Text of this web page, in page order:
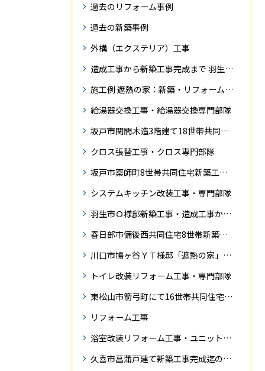
過去のリフォーム事例
過去の新築事例
外構（エクステリア）工事
造成工事から新築工事完成まで 羽生市Ｓ様邸新築工事・
施工例 遮熱の家：新築・リフォーム ドローンにて空撮
給湯器交換工事・給湯器交換専門部隊
坂戸市関間木造3階建て18世帯共同住宅の完成迄紹介
クロス張替工事・クロス専門部隊
坂戸市薬師町8世帯共同住宅新築工事完成迄の紹介です
システムキッチン改装工事・専門部隊
羽生市Ｏ様邸新築工事・造成工事から住宅完成までの紹介
春日部市備後西共同住宅8世帯新築工事完成迄の紹介です。
川口市鳩ヶ谷ＹＴ様邸「遮熱の家」工事状況
トイレ改装リフォーム工事・専門部隊
東松山市箭弓町にて16世帯共同住宅新築工事完成迄の紹介です。
リフォーム工事
浴室改装リフォーム工事・ユニットバス専門部隊
久喜市菖蒲戸建て新築工事完成迄の紹介